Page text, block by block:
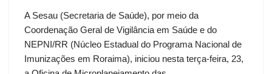
A Sesau (Secretaria de Saúde), por meio da
Coordenação Geral de Vigilância em Saúde e do
NEPNI/RR (Núcleo Estadual do Programa Nacional de
Imunizações em Roraima), iniciou nesta terça-feira, 23,